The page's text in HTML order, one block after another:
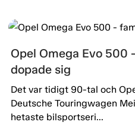
Opel Omega Evo 500
dopade sig
Det var tidigt 90-tal och
Deutsche Touringwagen
hetaste bilsportseri...